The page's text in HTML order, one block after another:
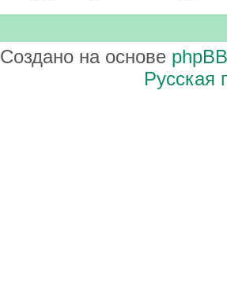
Создано на основе phpBB
Русская